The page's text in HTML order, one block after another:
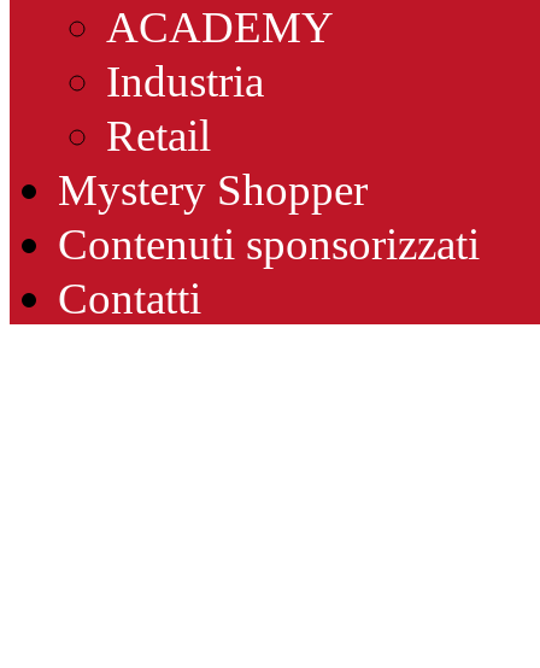
ACADEMY
Industria
Retail
Mystery Shopper
Contenuti sponsorizzati
Contatti